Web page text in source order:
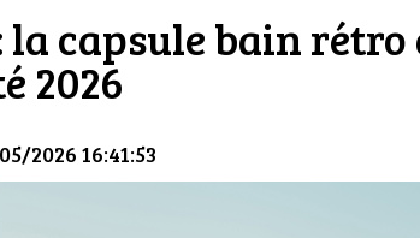
la capsule bain
2026
2026 16:41:53